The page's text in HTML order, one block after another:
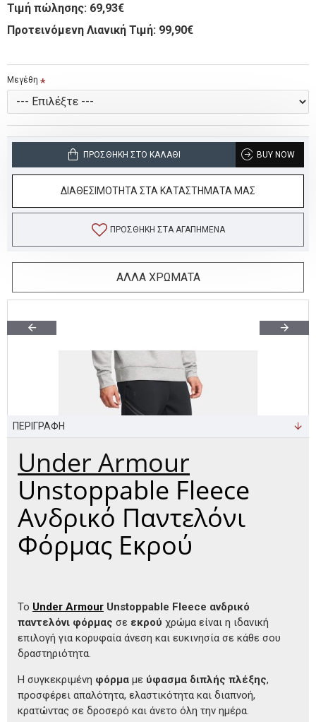
Τιμή πώλησης: 69,93€
Προτεινόμενη Λιανική Τιμή: 99,90€
Μεγέθη
ΠΡΟΣΘΉΚΗ ΣΤΟ ΚΑΛΆΘΙ BUY NOW
ΔΙΑΘΕΣΙΜΟΤΗΤΑ ΣΤΑ ΚΑΤΑΣΤΗΜΑΤΑ ΜΑΣ
ΠΡΟΣΘΉΚΗ ΣΤΑ ΑΓΑΠΗΜΈΝΑ
ΑΛΛΑ ΧΡΩΜΑΤΑ
ΠΕΡΙΓΡΑΦΗ
Under Armour
Unstoppable Fleece
Ανδρικό Παντελόνι
Φόρμας Εκρού
Το Under Armour Unstoppable Fleece ανδρικό
παντελόνι φόρμας σε εκρού χρώμα είναι η ιδανική
επιλογή για κορυφαία άνεση και ευκινησία σε κάθε σου
δραστηριότητα.
Η συγκεκριμένη φόρμα με ύφασμα διπλής πλέξης,
προσφέρει απαλότητα, ελαστικότητα και διαπνοή,
κρατώντας σε δροσερό και άνετο όλη την ημέρα.